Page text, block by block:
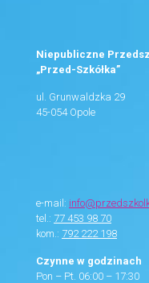
Niepubliczne
„Przed-Szkółka”
ul. Grunwaldzka 29
45-054 Opole
e-mail:
tel.: 77 453 98 70
kom.: 792 222 198
Czynne w godzinach
Pon – Pt. 06:00 – 17:30